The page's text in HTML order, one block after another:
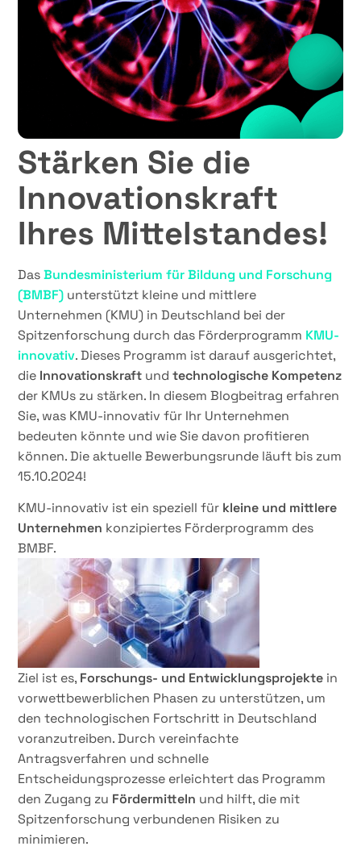
Stärken Sie die
Innovationskraft
Ihres Mittelstandes!
DasBundesministerium für Bildung und Forschung
(BMBF) unterstützt kleine und mittlere
Unternehmen (KMU) in Deutschland bei der
Spitzenforschung durch das Förderprogramm KMU-
innovativ. Dieses Programm ist darauf ausgerichtet,
die Innovationskraft undtechnologische Kompetenz
der KMUs zu stärken. In diesem Blogbeitrag erfahren
Sie, was KMU-innovativ für Ihr Unternehmen
bedeuten könnte und wie Sie davon profitieren
können. Die aktuelle Bewerbungsrunde läuft bis zum
15.10.2024!
KMU-innovativ ist ein speziell für kleine und mittlere
Unternehmen konzipiertes Förderprogramm des
BMBF.
Ziel ist es, Forschungs- und Entwicklungsprojekte in
vorwettbewerblichen Phasen zu unterstützen, um
den technologischen Fortschritt in Deutschland
voranzutreiben. Durch vereinfachte
Antragsverfahren und schnelle
Entscheidungsprozesse erleichtert das Programm
den Zugang zu Fördermitteln und hilft, die mit
Spitzenforschung verbundenen Risiken zu
minimieren.